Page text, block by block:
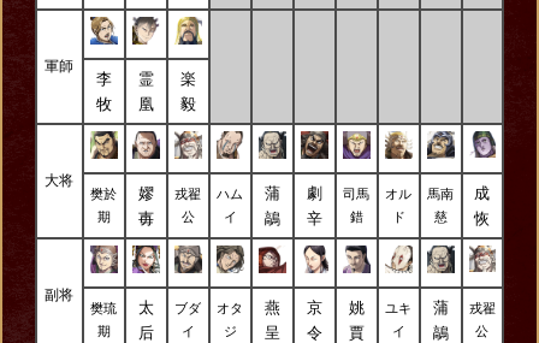
軍師
李
牧
霊
凰
楽
毅
大将
樊於
期
嫪
毐
戎翟
公
ハム
イ
蒲
鶮
劇
辛
司馬
錯
オル
ド
馬南
慈
成
恢
副将
樊琉
期
太
后
ブダ
イ
オタ
ジ
燕
呈
京
令
姚
賈
ユキ
イ
蒲
鶮
戎翟
公